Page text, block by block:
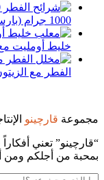
1000 جرام (بارس شهريار)
خليط أومليت مع الفطر 410
الفطر مع الزيتون
مجموعة قارچينو
“قارچينو” تعني
بمحبة من أجلكم ومن